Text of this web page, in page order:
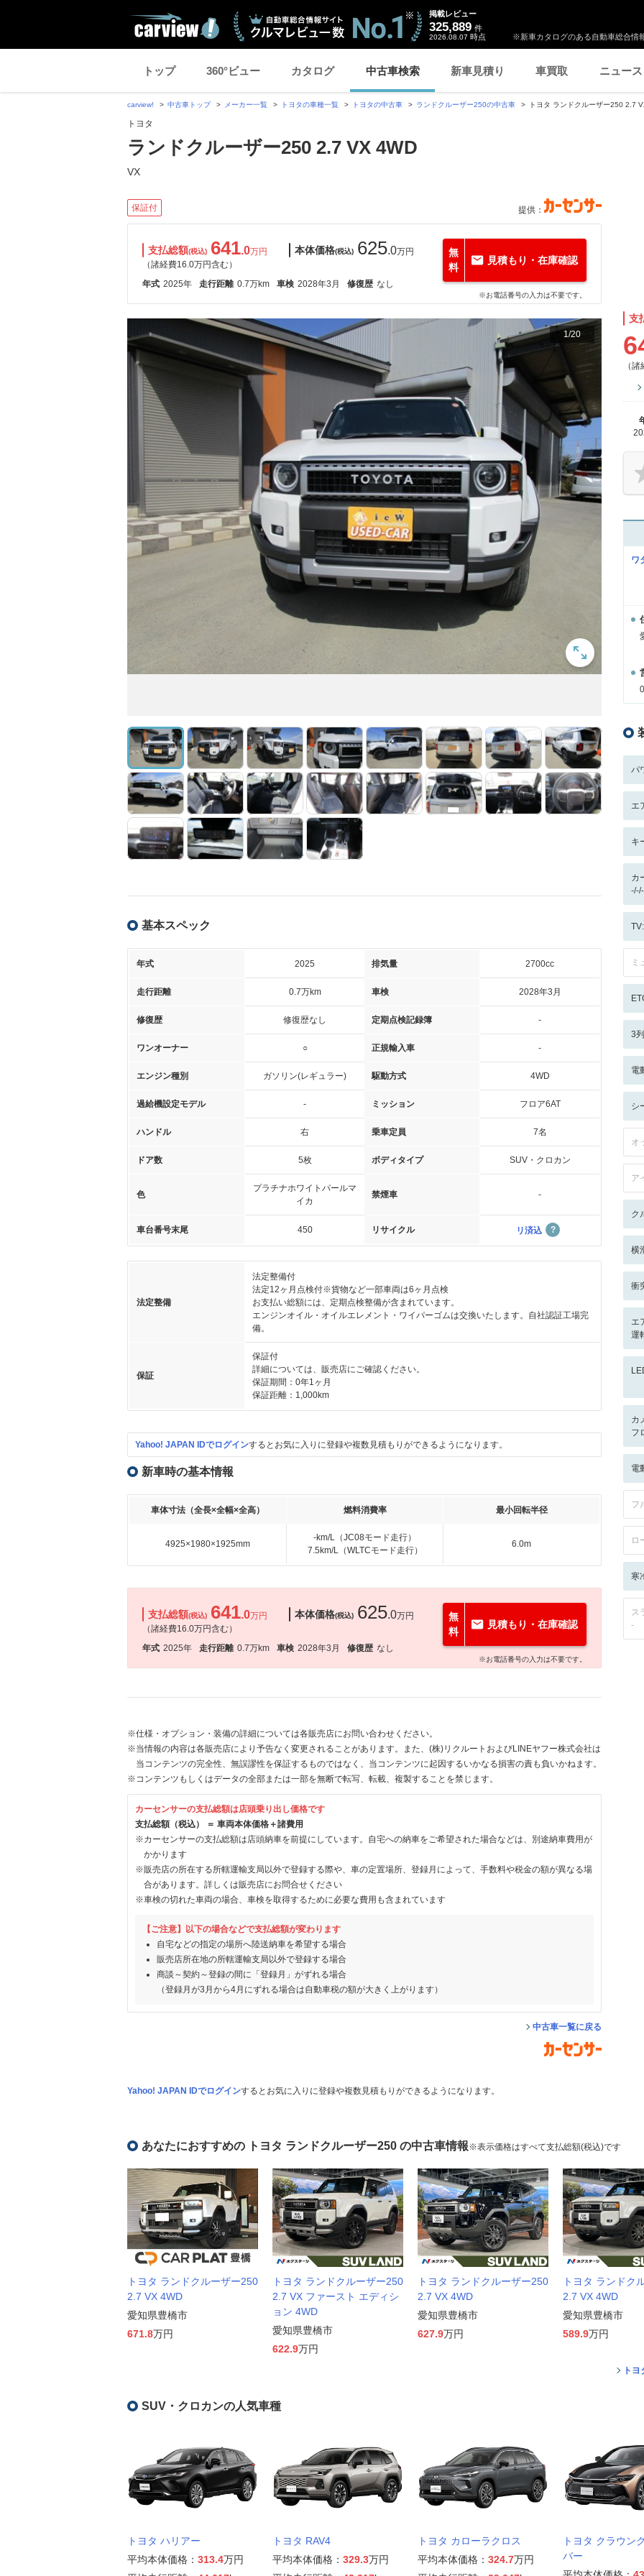
※新車カタログのある自動車総合情
掲載レビュー
325,889 件
2026.08.07 時点
トップ 360°ビュー カタログ 中古車検索 新車見積り 車買取 ニュース
carview! 中古車トップ メーカー一覧 トヨタの車種一覧 トヨタの中古車 ランドクルーザー250の中古車 トヨタ ランドクルーザー250 2.7
トヨタ
ランドクルーザー250 2.7 VX 4WD
VX
保証付 提供：
支払総額(税込) 641.0万円
（諸経費16.0万円含む）
本体価格(税込) 625.0万円
年式 2025年 走行距離 0.7万km 車検 2028年3月 修復歴 なし
無
料
見積もり・在庫確認
※お電話番号の入力は不要です。
1/20
基本スペック
年式 2025 排気量 2700cc
走行距離 0.7万km 車検 2028年3月
修復歴 修復歴なし 定期点検記録簿 -
ワンオーナー ○ 正規輸入車 -
エンジン種別 ガソリン(レギュラー) 駆動方式 4WD
過給機設定モデル - ミッション フロア6AT
ハンドル 右 乗車定員 7名
ドア数 5枚 ボディタイプ SUV・クロカン
色
プラチナホワイトパールマ
イカ
禁煙車 -
車台番号末尾 450 リサイクル リ済込
法定整備
法定整備付
法定12ヶ月点検付※貨物など一部車両は6ヶ月点検
お支払い総額には、定期点検整備が含まれています。
エンジンオイル・オイルエレメント・ワイパーゴムは交換いたします。自社認証工場完
備。
保証
保証付
詳細については、販売店にご確認ください。
保証期間：0年1ヶ月
保証距離：1,000km
Yahoo! JAPAN IDでログインするとお気に入りに登録や複数見積もりができるようになります。
新車時の基本情報
車体寸法（全長×全幅×全高） 燃料消費率 最小回転半径
4925×1980×1925mm
-km/L（JC08モード走行）
7.5km/L（WLTCモード走行）
6.0m
支払総額(税込) 641.0万円
（諸経費16.0万円含む）
本体価格(税込) 625.0万円
年式 2025年 走行距離 0.7万km 車検 2028年3月 修復歴 なし
無
料
見積もり・在庫確認
※お電話番号の入力は不要です。
※仕様・オプション・装備の詳細については各販売店にお問い合わせください。
※当情報の内容は各販売店により予告なく変更されることがあります。また、(株)リクルートおよびLINEヤフー株式会社は
当コンテンツの完全性、無誤謬性を保証するものではなく、当コンテンツに起因するいかなる損害の責も負いかねます。
※コンテンツもしくはデータの全部または一部を無断で転写、転載、複製することを禁じます。
カーセンサーの支払総額は店頭乗り出し価格です
支払総額（税込） ＝ 車両本体価格＋諸費用
※カーセンサーの支払総額は店頭納車を前提にしています。自宅への納車をご希望された場合などは、別途納車費用が
かかります
※販売店の所在する所轄運輸支局以外で登録する際や、車の定置場所、登録月によって、手数料や税金の額が異なる場
合があります。詳しくは販売店にお問合せください
※車検の切れた車両の場合、車検を取得するために必要な費用も含まれています
【ご注意】以下の場合などで支払総額が変わります
自宅などの指定の場所へ陸送納車を希望する場合
販売店所在地の所轄運輸支局以外で登録する場合
商談～契約～登録の間に「登録月」がずれる場合
（登録月が3月から4月にずれる場合は自動車税の額が大きく上がります）
中古車一覧に戻る
Yahoo! JAPAN IDでログインするとお気に入りに登録や複数見積もりができるようになります。
支
（
ワ
パ
エ
キ
カ
ミ
3
電
シ
オ
ア
ク
横
衝
エ
運
カ
フ
電
フ
ロ
寒
ス
-
あなたにおすすめの トヨタ ランドクルーザー250 の中古車情報※表示価格はすべて支払総額(税込)です
トヨタ ランドクルーザー250
2.7 VX 4WD
愛知県豊橋市
671.8万円
トヨタ ランドクルーザー250
2.7 VX ファースト エディシ
ョン 4WD
愛知県豊橋市
622.9万円
トヨタ ランドクルーザー250
2.7 VX 4WD
愛知県豊橋市
627.9万円
トヨタ ランドク
2.7 VX 4WD
愛知県豊橋市
589.9万円
ト
SUV・クロカンの人気車種
トヨタ ハリアー
平均本体価格： 313.4万円
トヨタ RAV4
平均本体価格： 329.3万円
トヨタ カローラクロス
平均本体価格： 324.7万円
トヨタ クラウン
バー